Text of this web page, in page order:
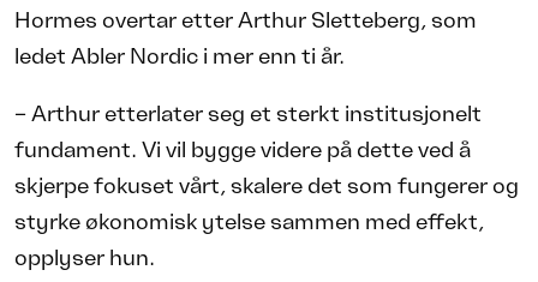
Hormes overtar etter Arthur Sletteberg, som
ledet Abler Nordic i mer enn ti år.
– Arthur etterlater seg et sterkt institusjonelt
fundament. Vi vil bygge videre på dette ved å
skjerpe fokuset vårt, skalere det som fungerer og
styrke økonomisk ytelse sammen med effekt,
opplyser hun.